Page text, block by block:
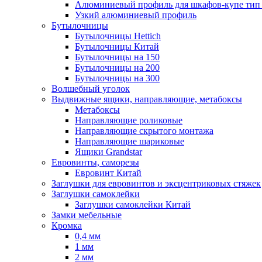
Алюминиевый профиль для шкафов-купе
Узкий алюминиевый профиль
Бутылочницы
Бутылочницы Hettich
Бутылочницы Китай
Бутылочницы на 150
Бутылочницы на 200
Бутылочницы на 300
Волшебный уголок
Выдвижные ящики, направляющие, метабоксы
Метабоксы
Направляющие роликовые
Направляющие скрытого монтажа
Направляющие шариковые
Ящики Grandstar
Евровинты, саморезы
Евровинт Китай
Заглушки для евровинтов и эксцентриковых стяжек
Заглушки самоклейки
Заглушки самоклейки Китай
Замки мебельные
Кромка
0,4 мм
1 мм
2 мм